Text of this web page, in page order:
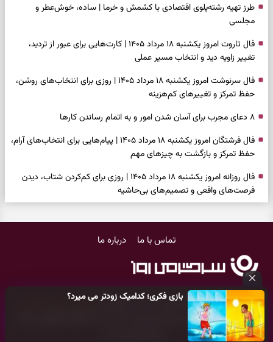
بازی فکری؛ کدامیک زودتر می میرد؟
طرز تهیه رشته‌پلوی اقتصادی با کشمش و خرما | ساده، خوش‌عطر و
مجلسی
فال تاروت امروز یکشنبه ۱۸ مرداد ۱۴۰۵ | کارت‌هایی برای عبور از تردید،
تغییر زاویه دید و انتخاب مسیر عملی
فال سرنوشت امروز یکشنبه ۱۸ مرداد ۱۴۰۵ | روزی برای انتخاب‌های روشن،
حفظ تمرکز و تغییرهای کم‌هزینه
۸ دعای مجرب برای آسان شدن امور و به اتمام رساندن کار‌ها
فال فرشتگان امروز یکشنبه ۱۸ مرداد ۱۴۰۵ | پیام‌هایی برای انتخاب‌های آرام،
حفظ تمرکز و بازگشت به چیزهای مهم
فال روزانه امروز یکشنبه ۱۸ مرداد ۱۴۰۵ | روزی برای کم‌کردن شتاب، دیدن
فرصت‌های واقعی و تصمیم‌های بی‌حاشیه
واقعی، کم‌کردن بار اضافه و تصمیم بدون عجله
حفظ چیزهایی که ارزش ماندن دارند
دعای نجات از گرفتاری، غم و فقر؛ وقتی راه‌ها بسته شد این دعای معتبر را
بخوانید
تماس با ما درباره ما
کلیه حقوق مادی و معنوی این سایت متعلق بهپایگاه خبری سرگرمی روز
می‌باشد و هر گونه کپی‌برداری توسط دیگر سایت‌ها